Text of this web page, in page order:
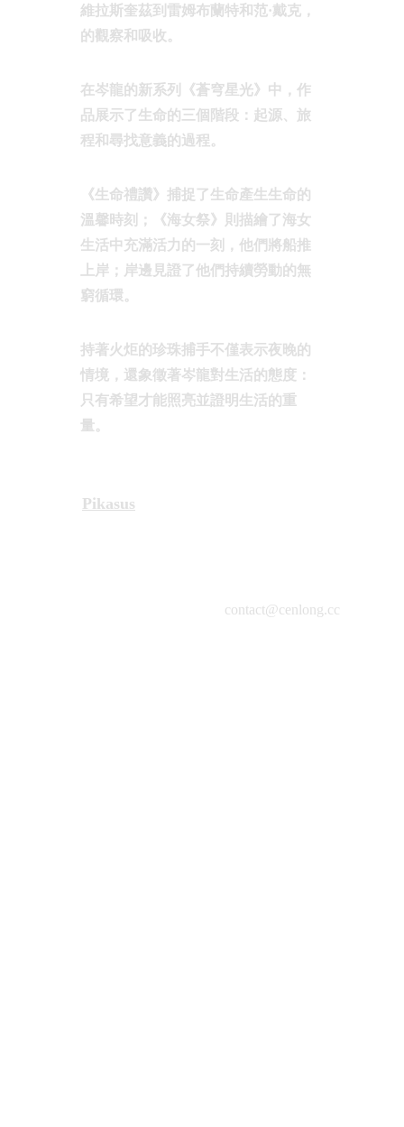
維拉斯奎茲到雷姆布蘭特和范·戴克，
的觀察和吸收。
在岑龍的新系列《蒼穹星光》中，作
品展示了生命的三個階段：起源、旅
程和尋找意義的過程。
《生命禮讚》捕捉了生命產生生命的
溫馨時刻；《海女祭》則描繪了海女
生活中充滿活力的一刻，他們將船推
上岸；岸邊見證了他們持續勞動的無
窮循環。
持著火炬的珍珠捕手不僅表示夜晚的
情境，還象徵著岑龍對生活的態度：
只有希望才能照亮並證明生活的重
量。
Pikasus
contact@cenlong.cc